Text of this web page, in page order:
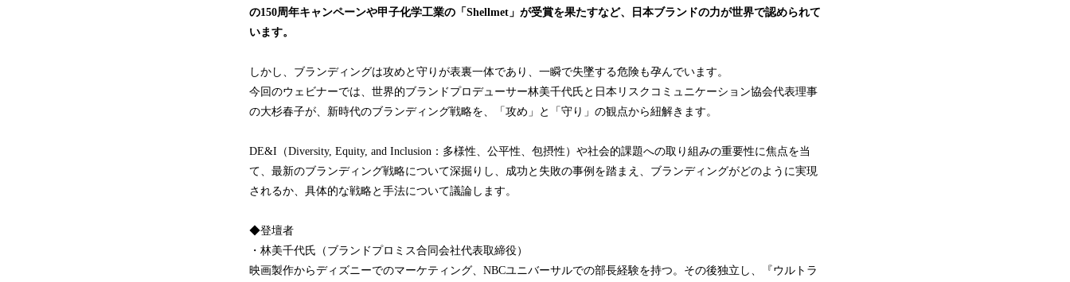
の150周年キャンペーンや甲子化学工業の「Shellmet」が受賞を果たすなど、日本ブランドの力が世界で認められて
います。
しかし、ブランディングは攻めと守りが表裏一体であり、一瞬で失墜する危険も孕んでいます。
今回のウェビナーでは、世界的ブランドプロデューサー林美千代氏と日本リスクコミュニケーション協会代表理事
の大杉春子が、新時代のブランディング戦略を、「攻め」と「守り」の観点から紐解きます。
DE&I（Diversity, Equity, and Inclusion：多様性、公平性、包摂性）や社会的課題への取り組みの重要性に焦点を当
て、最新のブランディング戦略について深掘りし、成功と失敗の事例を踏まえ、ブランディングがどのように実現
されるか、具体的な戦略と手法について議論します。
◆登壇者
・林美千代氏（ブランドプロミス合同会社代表取締役）
映画製作からディズニーでのマーケティング、NBCユニバーサルでの部長経験を持つ。その後独立し、『ウルトラ